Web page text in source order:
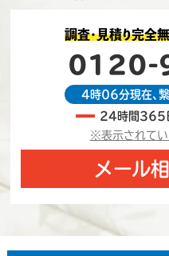
調査・見積り完全
0120-
4時06分現在、繋
24時間365日
※表示されてい
メール